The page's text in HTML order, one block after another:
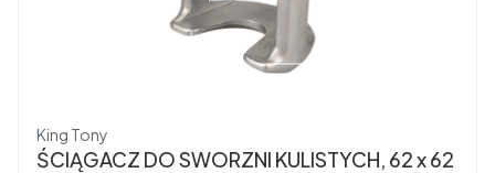
Producent
King Tony
ŚCIĄGACZ DO SWORZNI KULISTYCH, 62 x 62